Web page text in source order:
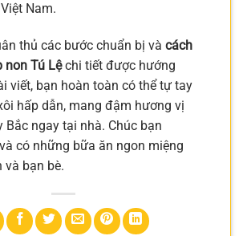
Nam.
thủ các bước chuẩn bị và cách
non Tú Lệchi tiết được hướng
viết, bạn hoàn toàn có thể tự tay
hấp dẫn, mang đậm hương vị
Bắc ngay tại nhà. Chúc bạn
có những bữa ăn ngon miệng
và bạn bè.